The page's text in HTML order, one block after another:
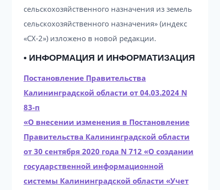
сельскохозяйственного назначения из земель
сельскохозяйственного назначения» (индекс
«СХ-2») изложено в новой редакции.
• ИНФОРМАЦИЯ И ИНФОРМАТИЗАЦИЯ
Постановление Правительства
Калининградской области от 04.03.2024 N
83-п
«О внесении изменения в Постановление
Правительства Калининградской области
от 30 сентября 2020 года N 712 «О создании
государственной информационной
системы Калининградской области «Учет